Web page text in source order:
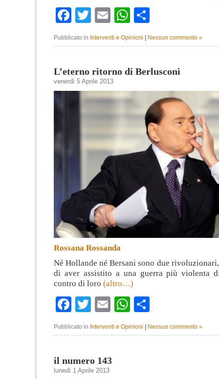
Facebook
TwitterEmailWhatsApp
Pubblicato in Interventi e Opinioni Nessun commento »
L’eterno ritorno di Berlusconi
venerdì 5 Aprile 2013
Rossana Rossanda
Né Hollande né Bersani sono due
di aver assistito a una guerra più violenta
contro di loro (altro…)
Facebook
Twitter
EmailWhatsApp
Pubblicato in Interventi e Opinioni | Nessun commento »
il numero 143
lunedì 1 Aprile 2013